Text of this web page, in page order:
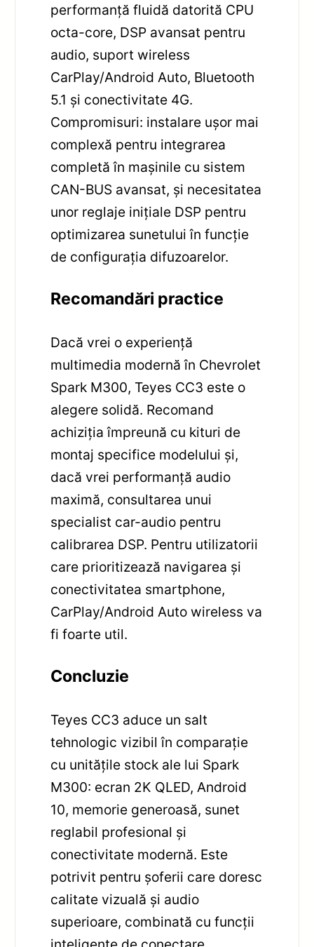
performanță fluidă datorită CPU
octa-core, DSP avansat pentru
audio, suport wireless
CarPlay/Android Auto, Bluetooth
5.1 și conectivitate 4G.
Compromisuri: instalare ușor mai
complexă pentru integrarea
completă în mașinile cu sistem
CAN-BUS avansat, și necesitatea
unor reglaje inițiale DSP pentru
optimizarea sunetului în funcție
de configurația difuzoarelor.
Recomandări practice
Dacă vrei o experiență
multimedia modernă în Chevrolet
Spark M300, Teyes CC3 este o
alegere solidă. Recomand
achiziția împreună cu kituri de
montaj specifice modelului și,
dacă vrei performanță audio
maximă, consultarea unui
specialist car-audio pentru
calibrarea DSP. Pentru utilizatorii
care prioritizează navigarea și
conectivitatea smartphone,
CarPlay/Android Auto wireless va
fi foarte util.
Concluzie
Teyes CC3 aduce un salt
tehnologic vizibil în comparație
cu unitățile stock ale lui Spark
M300: ecran 2K QLED, Android
10, memorie generoasă, sunet
reglabil profesional și
conectivitate modernă. Este
potrivit pentru șoferii care doresc
calitate vizuală și audio
superioare, combinată cu funcții